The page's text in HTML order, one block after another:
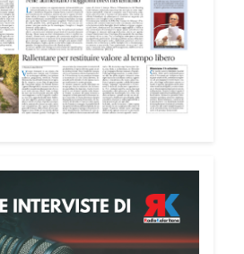
dove contribuiscono
alla cura degli spazi comuni.
cura degli ambienti
favorire accoglienza e
racconta Alessandro
accanto agli anziani della
di riposo Cristo Re.
di crescita umana e
che rafforza la vocazione